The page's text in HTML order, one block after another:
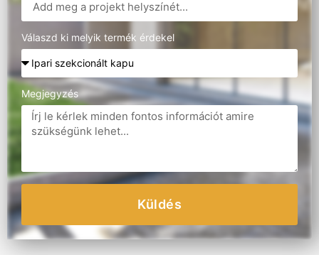
Válaszd ki melyik termék érdekel
Megjegyzés
Küldés